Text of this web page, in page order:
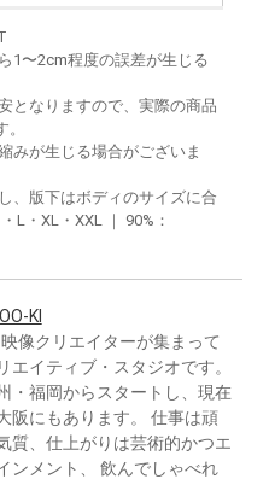
1〜2cm程度の誤差が生じる
となりますので、実際の商品
みが生じる場合がございま
、版下はボディのサイズに合
L・XL・XXL ｜ 90%：
KI
映像クリエイターが集まって
エイティブ・スタジオです。
・福岡からスタートし、現在
阪にもあります。 仕事は頑
質、仕上がりは芸術的かつエ
ンメント、 飲んでしゃべれ